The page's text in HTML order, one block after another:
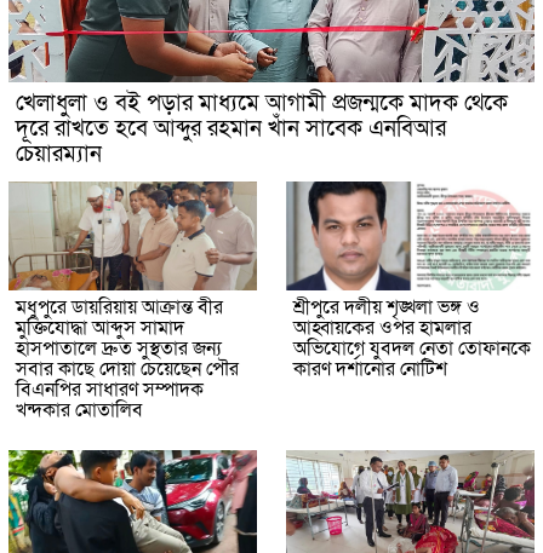
খেলাধুলা ও বই পড়ার মাধ্যমে আগামী প্রজন্মকে মাদক থেকে
দূরে রাখতে হবে আব্দুর রহমান খাঁন সাবেক এনবিআর
চেয়ারম্যান
মধুপুরে ডায়রিয়ায় আক্রান্ত বীর
মুক্তিযোদ্ধা আব্দুস সামাদ
হাসপাতালে দ্রুত সুস্থতার জন্য
সবার কাছে দোয়া চেয়েছেন পৌর
বিএনপির সাধারণ সম্পাদক
খন্দকার মোতালিব
শ্রীপুরে দলীয় শৃঙ্খলা ভঙ্গ ও
আহ্বায়কের ওপর হামলার
অভিযোগে যুবদল নেতা তোফানকে
কারণ দর্শানোর নোটিশ